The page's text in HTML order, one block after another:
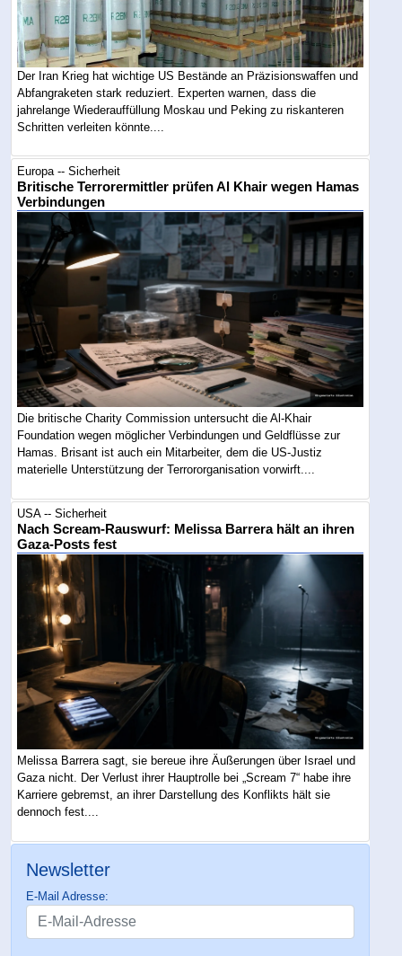
Der Iran Krieg hat wichtige US Bestände an Präzisionswaffen und
Abfangraketen stark reduziert. Experten warnen, dass die
jahrelange Wiederauffüllung Moskau und Peking zu riskanteren
Schritten verleiten könnte....
Europa -- Sicherheit
Britische Terrorermittler prüfen Al Khair wegen Hamas
Verbindungen
Die britische Charity Commission untersucht die Al-Khair
Foundation wegen möglicher Verbindungen und Geldflüsse zur
Hamas. Brisant ist auch ein Mitarbeiter, dem die US-Justiz
materielle Unterstützung der Terrororganisation vorwirft....
USA -- Sicherheit
Nach Scream-Rauswurf: Melissa Barrera hält an ihren
Gaza-Posts fest
Melissa Barrera sagt, sie bereue ihre Äußerungen über Israel und
Gaza nicht. Der Verlust ihrer Hauptrolle bei „Scream 7“ habe ihre
Karriere gebremst, an ihrer Darstellung des Konflikts hält sie
dennoch fest....
Newsletter
E-Mail Adresse: